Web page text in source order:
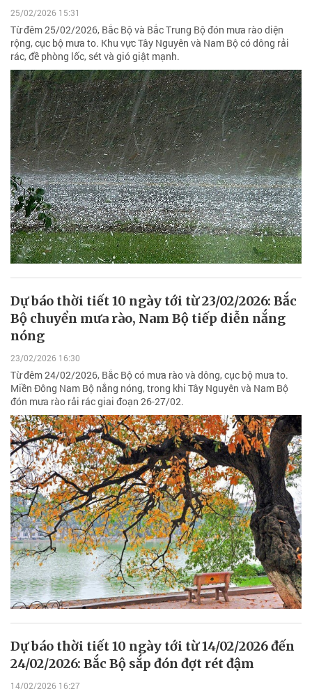
25/02/2026 15:31
Từ đêm 25/02/2026, Bắc Bộ và Bắc Trung Bộ đón mưa rào diện
rộng, cục bộ mưa to. Khu vực Tây Nguyên và Nam Bộ có dông rải
rác, đề phòng lốc, sét và gió giật mạnh.
Dự báo thời tiết 10 ngày tới từ 23/02/2026: Bắc
Bộ chuyển mưa rào, Nam Bộ tiếp diễn nắng
nóng
23/02/2026 16:30
Từ đêm 24/02/2026, Bắc Bộ có mưa rào và dông, cục bộ mưa to.
Miền Đông Nam Bộ nắng nóng, trong khi Tây Nguyên và Nam Bộ
đón mưa rào rải rác giai đoạn 26-27/02.
Dự báo thời tiết 10 ngày tới từ 14/02/2026 đến
24/02/2026: Bắc Bộ sắp đón đợt rét đậm
14/02/2026 16:27